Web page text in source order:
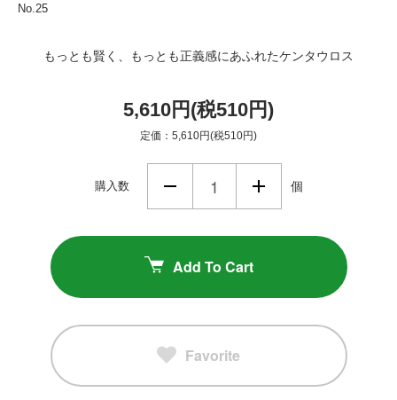
No.25
もっとも賢く、もっとも正義感にあふれたケンタウロス
5,610円(税510円)
定価：5,610円(税510円)
購入数 個
Add To Cart
Favorite